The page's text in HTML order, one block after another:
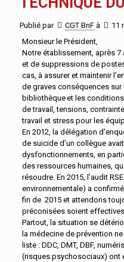
Publié par CGT BnF à
11
Monsieur le Président,
Notre établissement, après
et de suppressions de
cas, à assurer et maintenir
de graves conséquences
bibliothèque et les
de travail, tensions,
travail et stress pour les
En 2012, la délégation
de suicide d’un collègue
dysfonctionnements, en
des ressources humaines,
résoudre. En 2015, l’audit
environnementale) a
fin de 2015 et attendons
préconisées soient
Partout, la situation se
la médecine de prévention
liste : DDC, DMT, DBF,
(risques psychosociaux) ont